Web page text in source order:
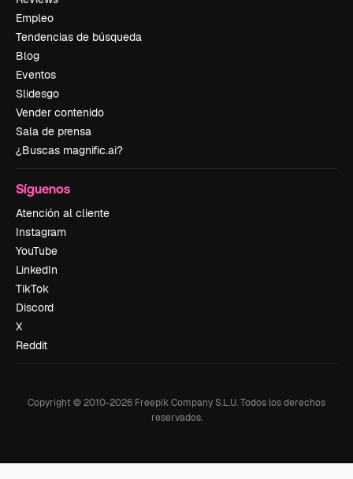
Empleo
Tendencias de búsqueda
Blog
Eventos
Slidesgo
Vender contenido
Sala de prensa
¿Buscas magnific.ai?
Síguenos
Atención al cliente
Instagram
YouTube
LinkedIn
TikTok
Discord
X
Reddit
Copyright © 2010-2026 Freepik Company S.L.U.Todos los derechos
reservados.